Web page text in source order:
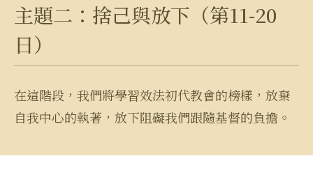
主題二：捨己與放下（第11-20
日）
在這階段，我們將學習效法初代教會的榜樣，放棄
自我中心的執著，放下阻礙我們跟隨基督的負擔。